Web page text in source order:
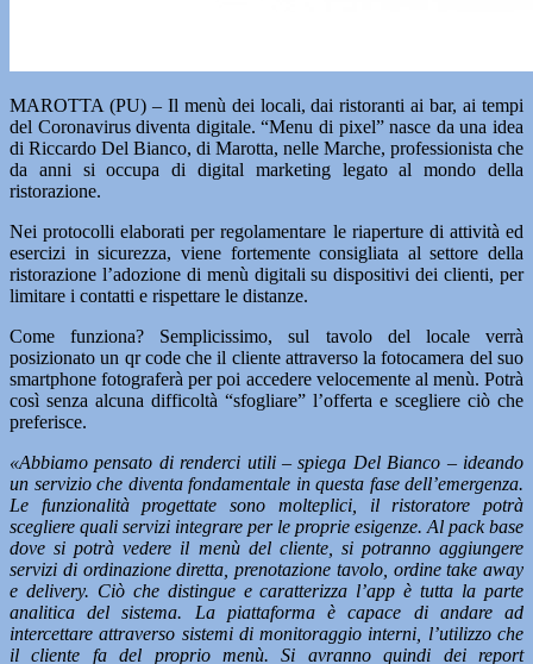
MAROTTA (PU) – Il menù dei locali, dai ristoranti ai bar, ai tempi
del Coronavirus diventa digitale. “Menu di pixel” nasce da una idea
di Riccardo Del Bianco, di Marotta, nelle Marche, professionista che
da anni si occupa di digital marketing legato al mondo della
ristorazione.
Nei protocolli elaborati per regolamentare le riaperture di attività ed
esercizi in sicurezza, viene fortemente consigliata al settore della
ristorazione l’adozione di menù digitali su dispositivi dei clienti, per
limitare i contatti e rispettare le distanze.
Come funziona? Semplicissimo, sul tavolo del locale verrà
posizionato un qr code che il cliente attraverso la fotocamera del suo
smartphone fotograferà per poi accedere velocemente al menù. Potrà
così senza alcuna difficoltà “sfogliare” l’offerta e scegliere ciò che
preferisce.
«Abbiamo pensato di renderci utili – spiega Del Bianco – ideando
un servizio che diventa fondamentale in questa fase dell’emergenza.
Le funzionalità progettate sono molteplici, il ristoratore potrà
scegliere quali servizi integrare per le proprie esigenze. Al pack base
dove si potrà vedere il menù del cliente, si potranno aggiungere
servizi di ordinazione diretta, prenotazione tavolo, ordine take away
e delivery. Ciò che distingue e caratterizza l’app è tutta la parte
analitica del sistema. La piattaforma è capace di andare ad
intercettare attraverso sistemi di monitoraggio interni, l’utilizzo che
il cliente fa del proprio menù. Si avranno quindi dei report